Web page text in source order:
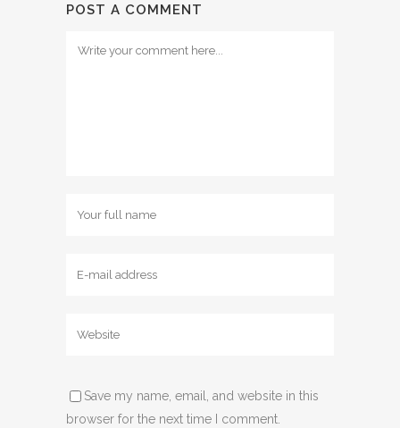
POST A COMMENT
Save my name, email, and website in this
browser for the next time I comment.